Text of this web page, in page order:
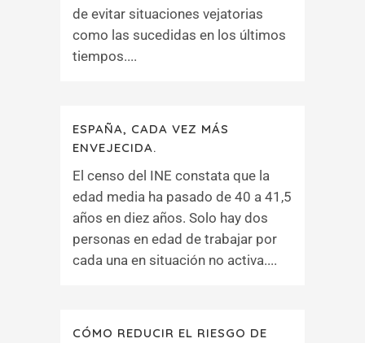
de evitar situaciones vejatorias
como las sucedidas en los últimos
tiempos....
ESPAÑA, CADA VEZ MÁS
ENVEJECIDA.
El censo del INE constata que la
edad media ha pasado de 40 a 41,5
años en diez años. Solo hay dos
personas en edad de trabajar por
cada una en situación no activa....
CÓMO REDUCIR EL RIESGO DE